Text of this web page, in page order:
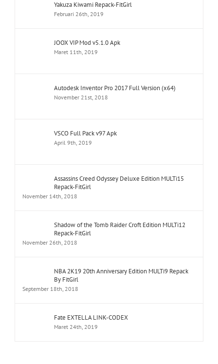
Yakuza Kiwami Repack-FitGirl
Februari 26th, 2019
JOOX VIP Mod v5.1.0 Apk
Maret 11th, 2019
Autodesk Inventor Pro 2017 Full Version (x64)
November 21st, 2018
VSCO Full Pack v97 Apk
April 9th, 2019
Assassins Creed Odyssey Deluxe Edition MULTi15
Repack-FitGirl
November 14th, 2018
Shadow of the Tomb Raider Croft Edition MULTi12
Repack-FitGirl
November 26th, 2018
NBA 2K19 20th Anniversary Edition MULTi9 Repack
By FitGirl
September 18th, 2018
Fate EXTELLA LINK-CODEX
Maret 24th, 2019